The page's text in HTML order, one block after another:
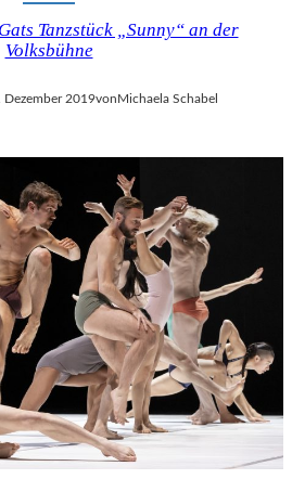
Tanzstück „Sunny“ an der
Volksbühne
Dezember 2019vonMichaela Schabel